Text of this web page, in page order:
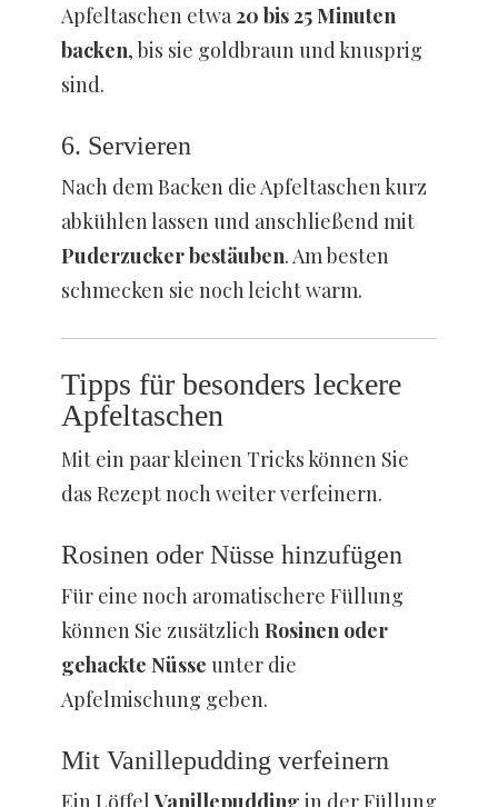
Apfeltaschen etwa20 bis 25 Minuten
backen, bis sie goldbraun und knusprig
sind.
6. Servieren
Nach dem Backen die Apfeltaschen kurz
abkühlen lassen und anschließend mit
Puderzucker bestäuben. Am besten
schmecken sie noch leicht warm.
Tipps für besonders leckere
Apfeltaschen
Mit ein paar kleinen Tricks können Sie
das Rezept noch weiter verfeinern.
Rosinen oder Nüsse hinzufügen
Für eine noch aromatischere Füllung
können Sie zusätzlichRosinen oder
gehackte Nüsse unter die
Apfelmischung geben.
Mit Vanillepudding verfeinern
Ein LöffelVanillepudding in der Füllung